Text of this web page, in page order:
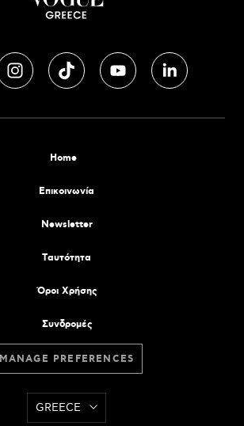
Home
Επικοινωνία
Newsletter
Tαυτότητα
Όροι Χρήσης
Συνδρομές
MANAGE PREFERENCES
GREECE